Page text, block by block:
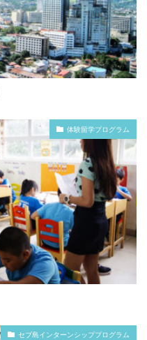
体験留学プログラム
セブ島インターンシッププログラム